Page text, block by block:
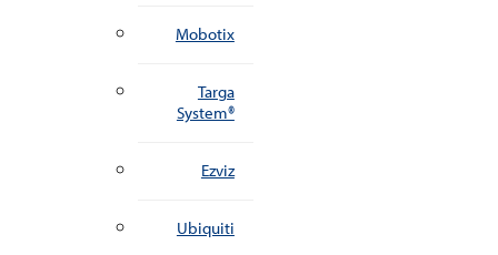
Mobotix
Targa
System®
Ezviz
Ubiquiti